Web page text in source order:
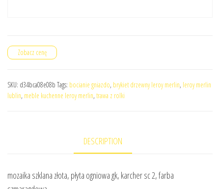
Zobacz cenę
SKU: d34bca08e08b Tags: bocianie gniazdo, brykiet drzewny leroy merlin, leroy merlin
lublin, meble kuchenne leroy merlin, trawa z rolki
DESCRIPTION
mozaika szklana złota, płyta ogniowa gk, karcher sc 2, farba